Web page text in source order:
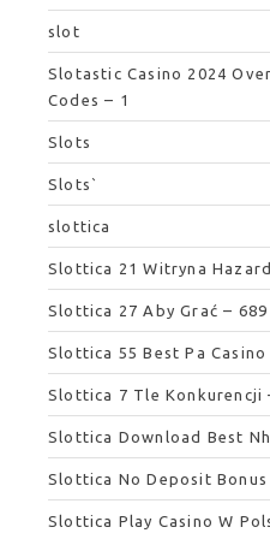
slot
Slotastic Casino 2024
Codes – 1
Slots
Slots`
slottica
Slottica 21 Witryna
Slottica 27 Aby Grać – 689
Slottica 55 Best Pa Casino
Slottica 7 Tle Konkurencji
Slottica Download Best
Slottica No Deposit
Slottica Play Casino W